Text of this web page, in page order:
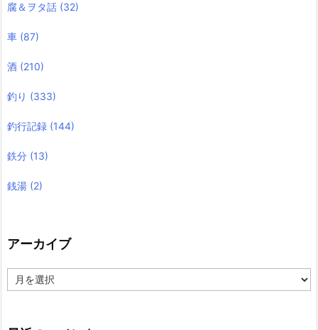
腐＆ヲタ話 (32)
車 (87)
酒 (210)
釣り (333)
釣行記録 (144)
鉄分 (13)
銭湯 (2)
アーカイブ
ー